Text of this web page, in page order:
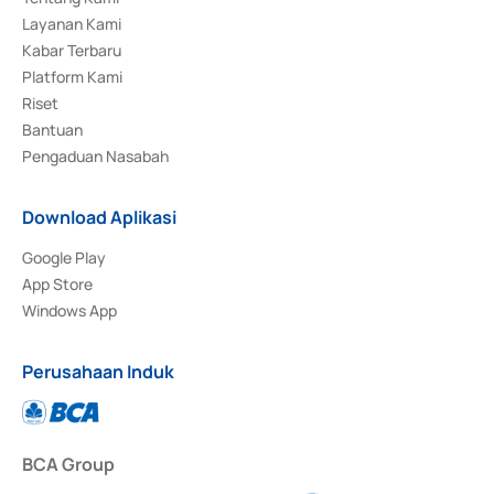
Layanan Kami
Kabar Terbaru
Platform Kami
Riset
Bantuan
Pengaduan Nasabah
Download Aplikasi
Google Play
App Store
Windows App
Perusahaan Induk
BCA Group